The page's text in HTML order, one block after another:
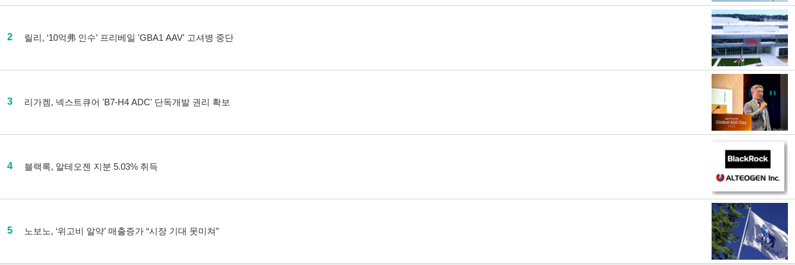
2 릴리, ‘10억弗 인수’ 프리베일 'GBA1 AAV' 고셔병 중단
3 리가켐, 넥스트큐어 'B7-H4 ADC' 단독개발 권리 확보
4 블랙록, 알테오젠 지분 5.03% 취득
5 노보노, ‘위고비 알약’ 매출증가 “시장 기대 못미쳐”